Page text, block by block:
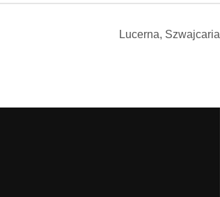
Lucerna, Szwajcaria